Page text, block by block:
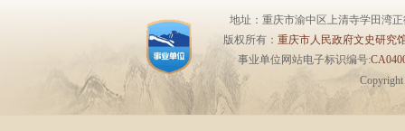
地址：重庆市渝中区上清寺学田湾
版权所有： 重庆市人民政府文史研究
事业单位网站电子标识编号: